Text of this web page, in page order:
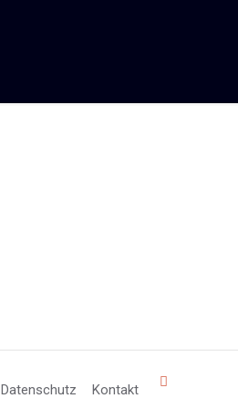
Datenschutz Kontakt